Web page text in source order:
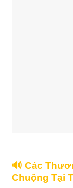
🔊 Các
Chuộng Tại